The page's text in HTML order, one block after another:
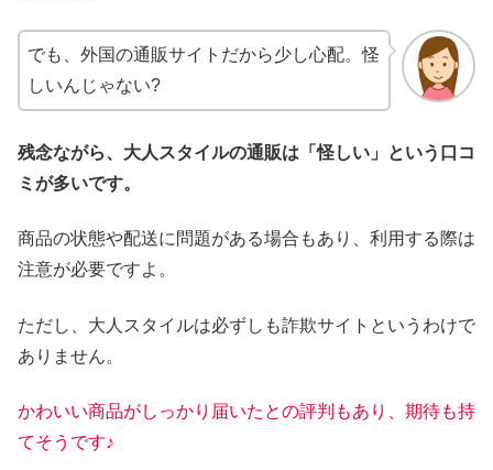
でも、外国の通販サイトだから少し心配。怪
しいんじゃない?
残念ながら、大人スタイルの通販は「怪しい」という口コ
ミが多いです。
商品の状態や配送に問題がある場合もあり、利用する際は
注意が必要ですよ。
ただし、大人スタイルは必ずしも詐欺サイトというわけで
ありません。
かわいい商品がしっかり届いたとの評判もあり、期待も持
てそうです♪